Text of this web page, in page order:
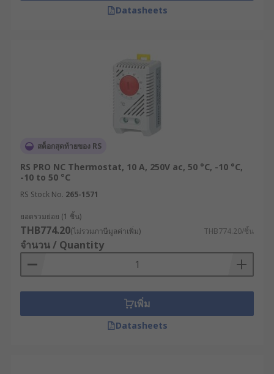
Datasheets
สต็อกสุดท้ายของ RS
RS PRO NC Thermostat, 10 A, 250V ac, 50 °C, -10 °C,
-10 to 50 °C
RS Stock No. 265-1571
ยอดรวมย่อย (1 ชิ้น)
THB774.20(ไม่รวมภาษีมูลค่าเพิ่ม) THB774.20/ชิ้น
จำนวน / Quantity
เพิ่ม
Datasheets